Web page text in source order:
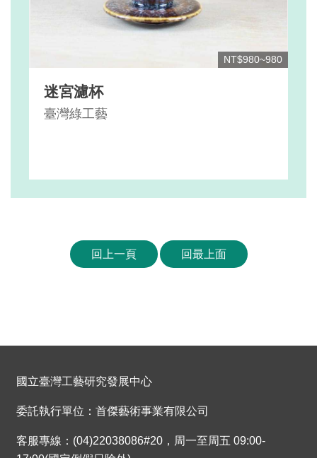
NT$980~980
迷宮濾杯
臺灣綠工藝
回上一頁 回最上面
國立臺灣工藝研究發展中心
委託執行單位：首傑藝術事業有限公司
客服專線：(04)22038086#20，周一至周五 09:00-